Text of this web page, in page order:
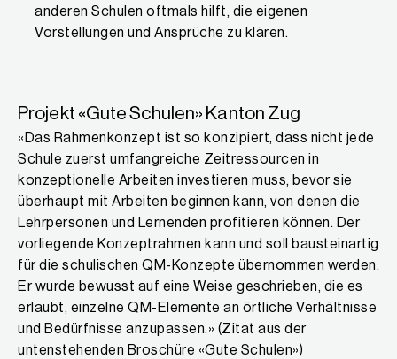
anderen Schulen oftmals hilft, die eigenen
Vorstellungen und Ansprüche zu klären.
Projekt «Gute Schulen» Kanton Zug
«Das Rahmenkonzept ist so konzipiert, dass nicht jede
Schule zuerst umfangreiche Zeitressourcen in
konzeptionelle Arbeiten investieren muss, bevor sie
überhaupt mit Arbeiten beginnen kann, von denen die
Lehrpersonen und Lernenden profitieren können. Der
vorliegende Konzeptrahmen kann und soll bausteinartig
für die schulischen QM-Konzepte übernommen werden.
Er wurde bewusst auf eine Weise geschrieben, die es
erlaubt, einzelne QM-Elemente an örtliche Verhältnisse
und Bedürfnisse anzupassen.» (Zitat aus der
untenstehenden Broschüre «Gute Schulen»)